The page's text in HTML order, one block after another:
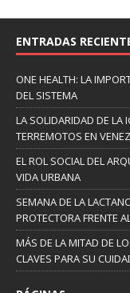
ENTRADAS
ONE HEALTH: LA
DEL SISTEMA
LA SOLIDARIDAD DE LA
TERREMOTOS EN
EL ROL SOCIAL DEL
VIDA URBANA
SEMANA DE LA
PROTECTORA FRENTE
MÁS DE LA MITAD DE
CLAVES PARA SU